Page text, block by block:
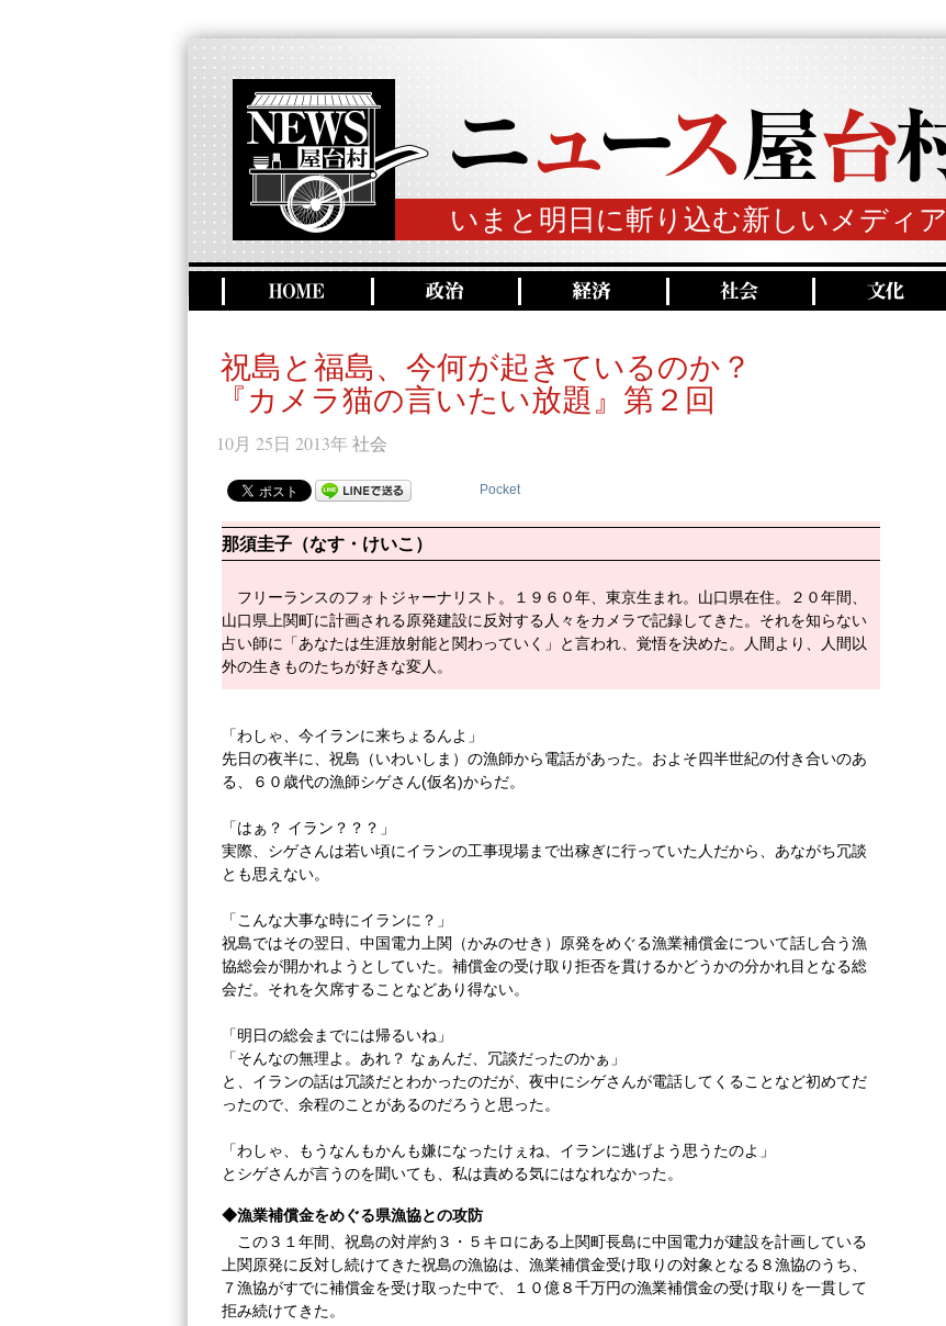
いまと明日に斬り込む新しいメディア
祝島と福島、今何が起きているのか？
『カメラ猫の言いたい放題』第２回
10月 25日 2013年 社会
Pocket
那須圭子（なす・けいこ）
フリーランスのフォトジャーナリスト。１９６０年、東京生まれ。山口県在住。２０年間、
山口県上関町に計画される原発建設に反対する人々をカメラで記録してきた。それを知らない
占い師に「あなたは生涯放射能と関わっていく」と言われ、覚悟を決めた。人間より、人間以
外の生きものたちが好きな変人。
「わしゃ、今イランに来ちょるんよ」
先日の夜半に、祝島（いわいしま）の漁師から電話があった。およそ四半世紀の付き合いのあ
る、６０歳代の漁師シゲさん(仮名)からだ。
「はぁ？ イラン？？？」
実際、シゲさんは若い頃にイランの工事現場まで出稼ぎに行っていた人だから、あながち冗談
とも思えない。
「こんな大事な時にイランに？」
祝島ではその翌日、中国電力上関（かみのせき）原発をめぐる漁業補償金について話し合う漁
協総会が開かれようとしていた。補償金の受け取り拒否を貫けるかどうかの分かれ目となる総
会だ。それを欠席することなどあり得ない。
「明日の総会までには帰るいね」
「そんなの無理よ。あれ？ なぁんだ、冗談だったのかぁ」
と、イランの話は冗談だとわかったのだが、夜中にシゲさんが電話してくることなど初めてだ
ったので、余程のことがあるのだろうと思った。
「わしゃ、もうなんもかんも嫌になったけぇね、イランに逃げよう思うたのよ」
とシゲさんが言うのを聞いても、私は責める気にはなれなかった。
◆漁業補償金をめぐる県漁協との攻防
この３１年間、祝島の対岸約３・５キロにある上関町長島に中国電力が建設を計画している
上関原発に反対し続けてきた祝島の漁協は、漁業補償金受け取りの対象となる８漁協のうち、
７漁協がすでに補償金を受け取った中で、１０億８千万円の漁業補償金の受け取りを一貫して
拒み続けてきた。